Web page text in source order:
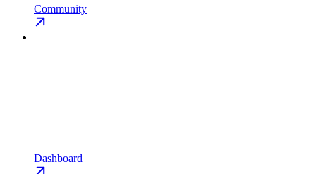
Community
Dashboard